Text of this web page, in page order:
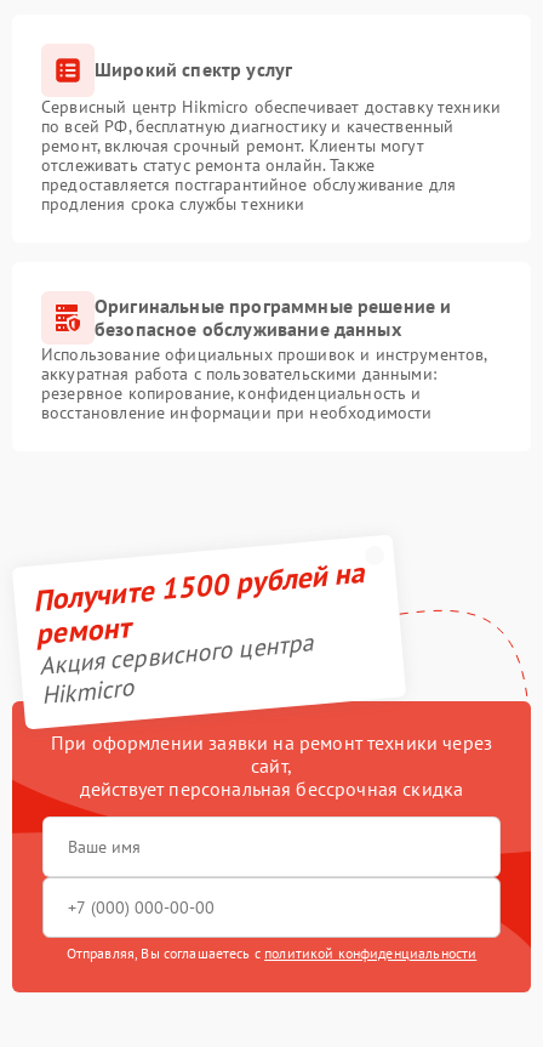
Широкий спектр услуг
Сервисный центр Hikmicro обеспечивает доставку техники
по всей РФ, бесплатную диагностику и качественный
ремонт, включая срочный ремонт. Клиенты могут
отслеживать статус ремонта онлайн. Также
предоставляется постгарантийное обслуживание для
продления срока службы техники
Оригинальные программные решение и
безопасное обслуживание данных
Использование официальных прошивок и инструментов,
аккуратная работа с пользовательскими данными:
резервное копирование, конфиденциальность и
восстановление информации при необходимости
Получите 1500 рублей на
ремонт
Акция сервисного центра
Hikmicro
При оформлении заявки на ремонт техники через
сайт,
действует персональная бессрочная скидка
Отправляя, Вы соглашаетесь с политикой конфиденциальности